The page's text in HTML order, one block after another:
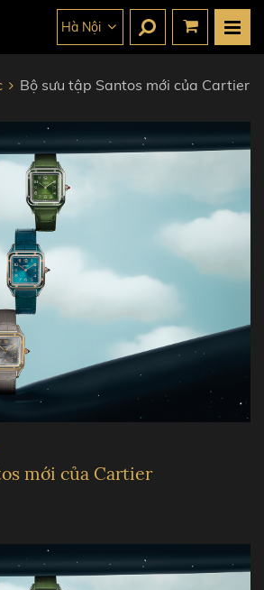
Hà Nội
Bộ sưu tập Santos mới của Cartier
mới của Cartier